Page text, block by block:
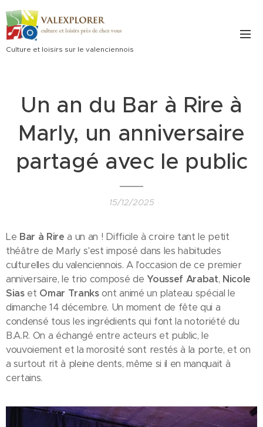
Culture et loisirs sur le valenciennois
Un an du Bar à Rire à
Marly, un anniversaire
partagé avec le public
15/12/2025
Le Bar à Rire a un an ! Difficile à croire tant le petit
théâtre de Marly s'est imposé dans les habitudes
culturelles du valenciennois. A l'occasion de ce premier
anniversaire, le trio composé deYoussef Arabat, Nicole
Sias et Omar Tranksont animé un plateau spécial le
dimanche 14 décembre. Un moment de fête qui a
condensé tous les ingrédients qui font la notoriété du
B.A.R. On a échangé entre acteurs et public, le
vouvoiement et la morosité sont restés à la porte, et on
a surtout rit à pleine dents, même si il en manquait à
certains.